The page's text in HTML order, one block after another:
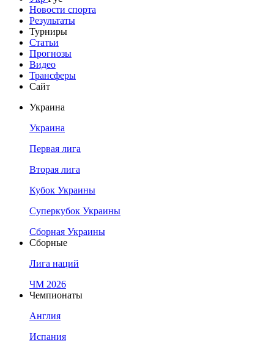
Новости спорта
Результаты
Турниры
Статьи
Прогнозы
Видео
Трансферы
Сайт
Украина
Украина
Первая лига
Вторая лига
Кубок Украины
Суперкубок Украины
Сборная Украины
Сборные
Лига наций
ЧМ 2026
Чемпионаты
Англия
Испания